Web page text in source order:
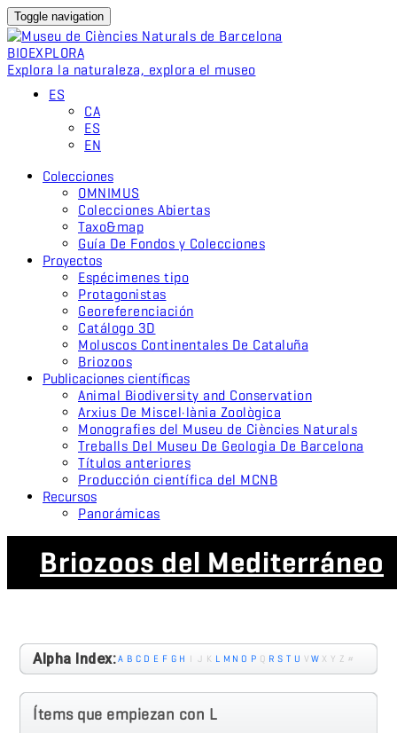
Toggle navigation
BIOEXPLORA
Explora la naturaleza, explora el museo
ES
CA
ES
EN
Colecciones
OMNIMUS
Colecciones Abiertas
Taxo&map
Guía De Fondos y Colecciones
Proyectos
Espécimenes tipo
Protagonistas
Georeferenciación
Catálogo 3D
Moluscos Continentales De Cataluña
Briozoos
Publicaciones científicas
Animal Biodiversity and Conservation
Arxius De Miscel·lània Zoològica
Monografies del Museu de Ciències Naturals
Treballs Del Museu De Geologia De Barcelona
Títulos anteriores
Producción científica del MCNB
Recursos
Panorámicas
Briozoos del Mediterráneo
Alpha Index:A B C D E F G H I J K L M N O P Q R S T U V W X Y Z #
Ítems que empiezan con L